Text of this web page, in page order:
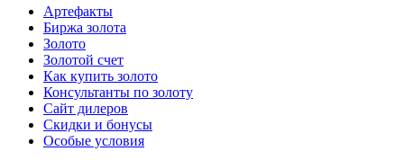
Артефакты
Биржа золота
Золото
Золотой счет
Как купить золото
Консультанты по золоту
Сайт дилеров
Скидки и бонусы
Особые условия